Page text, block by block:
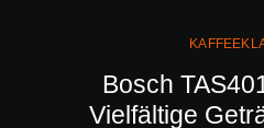
Bosch
Vielfältige